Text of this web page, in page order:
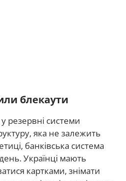
блекаути
резервні системи
яка не залежить
банківська система
Українці мають
картками, знімати